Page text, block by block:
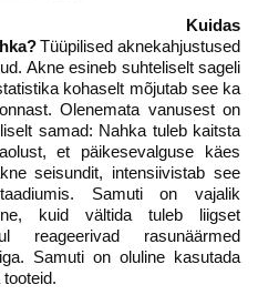
Kuidas
Tüüpilised aknekahjustused
Akne esineb suhteliselt sageli
kohaselt mõjutab see ka
Olenemata vanusest on
samad: Nahka tuleb kaitsta
et päikesevalguse käes
seisundit, intensiivistab see
Samuti on vajalik
kuid vältida tuleb liigset
reageerivad rasunäärmed
Samuti on oluline kasutada